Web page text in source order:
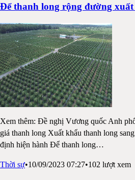
Để thanh long rộng đường
Xem thêm: Đề nghị Vương quốc Anh
giá thanh long Xuất khẩu thanh long
định hiện hành Để thanh long…
Thời sự•10/09/2023 07:27•102 lượt xem